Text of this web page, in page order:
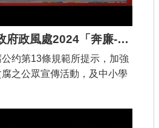
自己的那把尺，可以《無
界凋零之前】：以誠信和正
誘惑與貪婪時的內心掙扎與堅
黑暗與迷惘中，人們如何在
，並最終擺脫誘惑，找回內
【轉知】臺中市政府政風處2024「奔廉-青廉舞行紀」舞蹈影集
约第13條規範所提示，加強
之公眾宣傳活動，及中小學
共教育方案等措施，以提高